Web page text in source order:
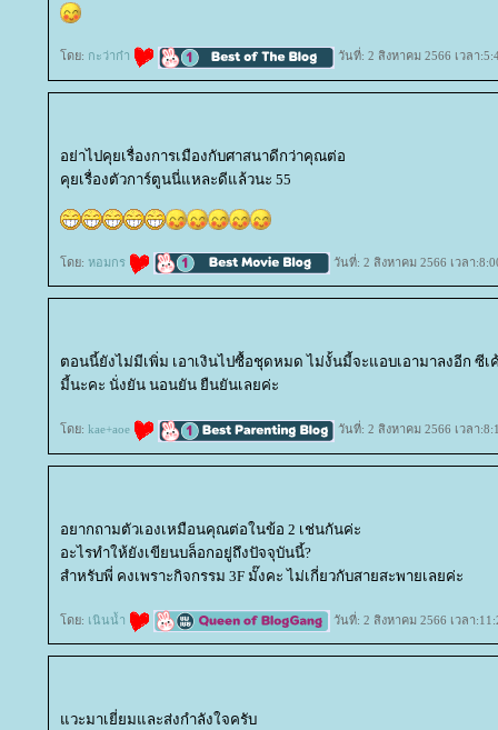
ดย: กะว่าก๋า วันที่: 2 สิงหาคม 2566 เวลา
อย่าไปคุยเรื่องการเมืองกับศาสนาดีกว่าคุณต่อ
คุยเรื่องตัวการ์ตูนนี่แหละดีแล้วนะ 55
ดย: หอมกร วันที่: 2 สิงหาคม 2566 เวลา
ตอนนี้ยังไม่มีเพิ่ม เอาเงินไปซื้อชุดหมด ไม่งั้นมี้จะแอบเอามาลงอีก ซี
มี้นะคะ นั่งยัน นอนยัน ยืนยันเลยค่ะ
ดย: kae+aoe วันที่: 2 สิงหาคม 2566 เวลา
อยากถามตัวเองเหมือนคุณต่อในข้อ 2 เช่นกันค่ะ
อะไรทำให้ยังเขียนบล็อกอยู่ถึงปัจจุบันนี้?
สำหรับพี่ คงเพราะกิจกรรม 3F มั๊งคะ ไม่เกี่ยวกับสายสะพายเลยค่ะ
ดย: เนินน้ำ วันที่: 2 สิงหาคม 2566 เวลา
วะมาเยี่ยมและส่งกำลังใจครับ